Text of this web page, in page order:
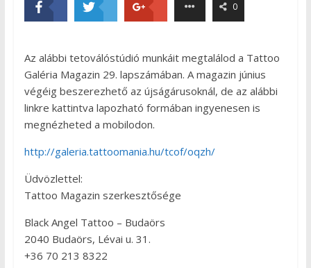
0
Az alábbi tetoválóstúdió munkáit megtalálod a Tattoo
Galéria Magazin 29. lapszámában. A magazin június
végéig beszerezhető az újságárusoknál, de az alábbi
linkre kattintva lapozható formában ingyenesen is
megnézheted a mobilodon.
http://galeria.tattoomania.hu/tcof/oqzh/
Üdvözlettel:
Tattoo Magazin szerkesztősége
Black Angel Tattoo – Budaörs
2040 Budaörs, Lévai u. 31.
+36 70 213 8322